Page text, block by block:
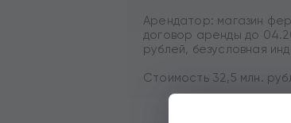
Арендатор: магазин
договор аренды до
рублей, безусловная
Стоимость 32,5 млн.